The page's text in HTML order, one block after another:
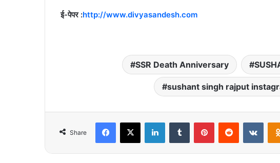
ई-पेपर :http://www.divyasandesh.com
SSR Death Anniversary
sushant singh rajput
Share